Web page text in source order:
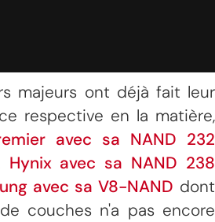
majeurs ont déjà fait leur
respective en la matière,
avec sa NAND 232
Hynix avec sa NAND 238
avec sa V8-NAND dont
couches n'a pas encore